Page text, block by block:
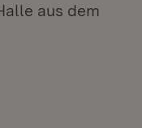
aus dem